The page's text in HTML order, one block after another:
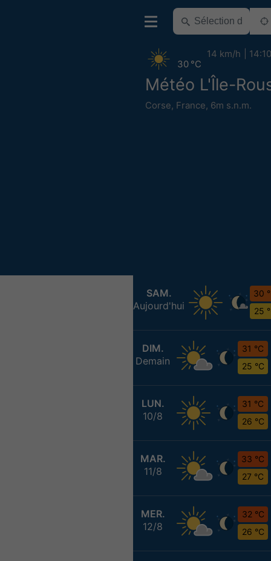
Météo L'Île-
Corse, France, 6m s.n.m.
30 °C
14 km/h 14:10
SAM.
Aujourd'hui
30
25
DIM.
Demain
31 °C
25 °C
LUN.
10/8
31 °C
26 °C
MAR.
11/8
33 °C
27 °C
MER.
12/8
32 °C
26 °C